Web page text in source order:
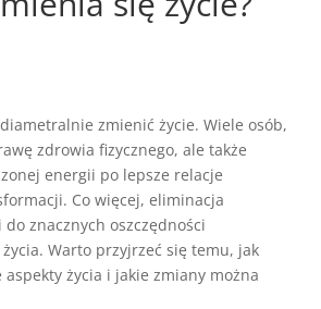
zmienić życie. Wiele osób,
zdrowia fizycznego, ale także
energii po lepsze relacje
Co więcej, eliminacja
znacznych oszczędności
Warto przyjrzeć się temu, jak
życia i jakie zmiany można